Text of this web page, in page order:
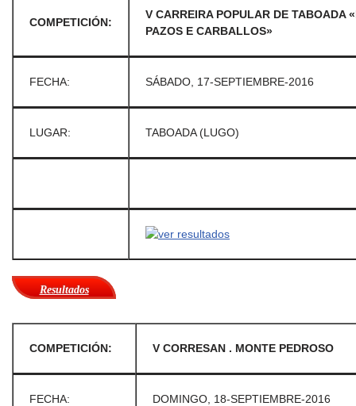
COMPETICIÓN:
V CARREIRA POPULAR DE TABOADA
PAZOS E CARBALLOS»
FECHA: SÁBADO, 17-SEPTIEMBRE-2016
LUGAR: TABOADA (LUGO)
Resultados
COMPETICIÓN: V CORRESAN . MONTE PEDROSO
FECHA: DOMINGO, 18-SEPTIEMBRE-2016